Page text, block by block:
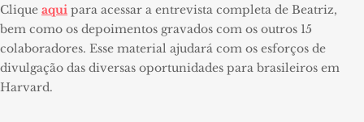
Clique aqui para acessar a entrevista completa de Beatriz,
bem como os depoimentos gravados com os outros 15
colaboradores. Esse material ajudará com os esforços de
divulgação das diversas oportunidades para brasileiros em
Harvard.